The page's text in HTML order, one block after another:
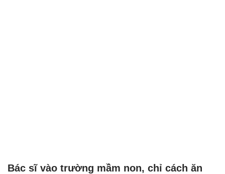
Bác sĩ vào trường mầm non, chỉ cách ăn